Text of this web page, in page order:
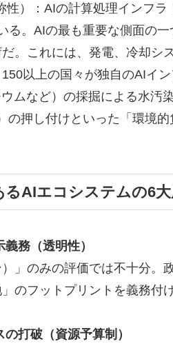
）：AIの計算処理インフラ
る。AIの最も重要な側面の
。これには、発電、冷却シ
以上の国々が独自のAIイ
ムなど）の採掘による水汚
の押し付けといった「環境
るAIエコシステムの6大
務（透明性）
」のみの評価では不十分。
のフットプリントを義務付け
打破（資源予算制）